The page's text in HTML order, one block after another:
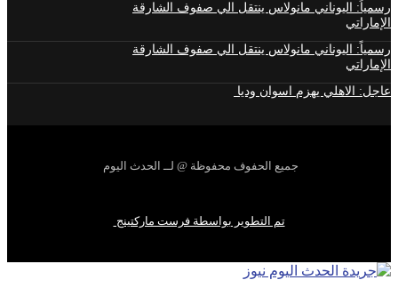
رسمياً: اليوناني مانولاس ينتقل الي صفوف الشارقة
الإماراتي
رسمياً: اليوناني مانولاس ينتقل الي صفوف الشارقة
الإماراتي
عاجل: الاهلي يهزم اسوان وديا
جميع الحفوف محفوظة @ لــ الحدث اليوم
تم التطوير بواسطة فرست ماركتينج